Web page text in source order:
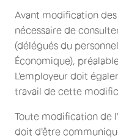
Avant modification
nécessaire de
(délégués du
Économique),
L'employeur doit
travail de cette
Toute modification de
doit d'être